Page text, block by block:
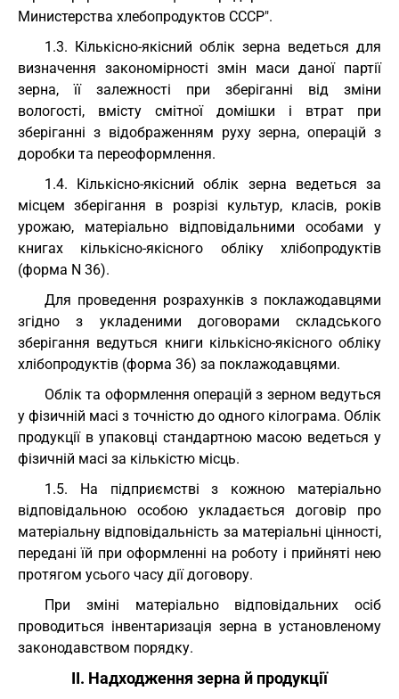
Министерства хлебопродуктов СССР".
1.3. Кількісно-якісний облік зерна ведеться для
визначення закономірності змін маси даної партії
зерна, її залежності при зберіганні від зміни
вологості, вмісту смітної домішки і втрат при
зберіганні з відображенням руху зерна, операцій з
доробки та переоформлення.
1.4. Кількісно-якісний облік зерна ведеться за
місцем зберігання в розрізі культур, класів, років
урожаю, матеріально відповідальними особами у
книгах кількісно-якісного обліку хлібопродуктів
(форма N 36).
Для проведення розрахунків з поклажодавцями
згідно з укладеними договорами складського
зберігання ведуться книги кількісно-якісного обліку
хлібопродуктів (форма 36) за поклажодавцями.
Облік та оформлення операцій з зерном ведуться
у фізичній масі з точністю до одного кілограма. Облік
продукції в упаковці стандартною масою ведеться у
фізичній масі за кількістю місць.
1.5. На підприємстві з кожною матеріально
відповідальною особою укладається договір про
матеріальну відповідальність за матеріальні цінності,
передані їй при оформленні на роботу і прийняті нею
протягом усього часу дії договору.
При зміні матеріально відповідальних осіб
проводиться інвентаризація зерна в установленому
законодавством порядку.
II. Надходження зерна й продукції